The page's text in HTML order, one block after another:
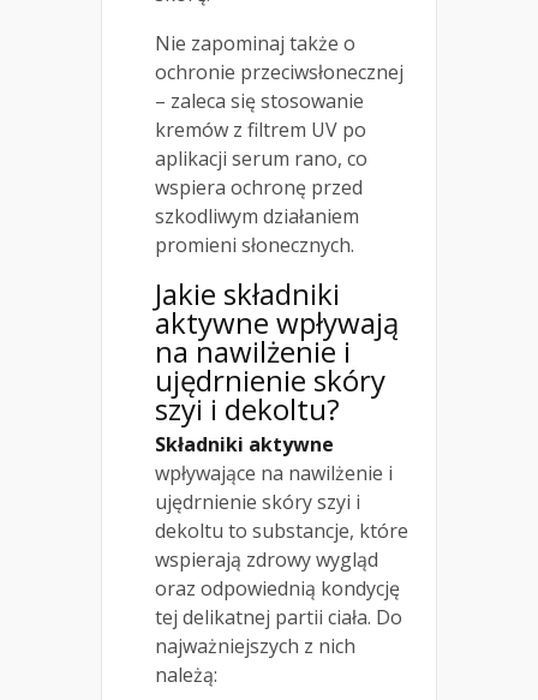
Nie zapominaj także o
ochronie przeciwsłonecznej
– zaleca się stosowanie
kremów z filtrem UV po
aplikacji serum rano, co
wspiera ochronę przed
szkodliwym działaniem
promieni słonecznych.
Jakie składniki
aktywne wpływają
na nawilżenie i
ujędrnienie skóry
szyi i dekoltu?
Składniki aktywne
wpływające na nawilżenie i
ujędrnienie skóry szyi i
dekoltu to substancje, które
wspierają zdrowy wygląd
oraz odpowiednią kondycję
tej delikatnej partii ciała. Do
najważniejszych z nich
należą: